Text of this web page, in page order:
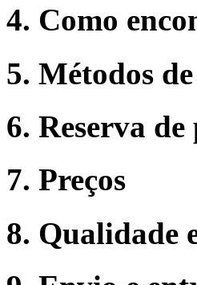
4. Como
5. Métodos
6. Reserva
7. Preços
8. Qualidade